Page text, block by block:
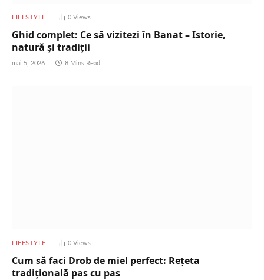
LIFESTYLE 0 Views
Ghid complet: Ce să vizitezi în Banat – Istorie,
natură și tradiții
mai 5, 2026 8 Mins Read
LIFESTYLE 0 Views
Cum să faci Drob de miel perfect: Rețeta
tradițională pas cu pas